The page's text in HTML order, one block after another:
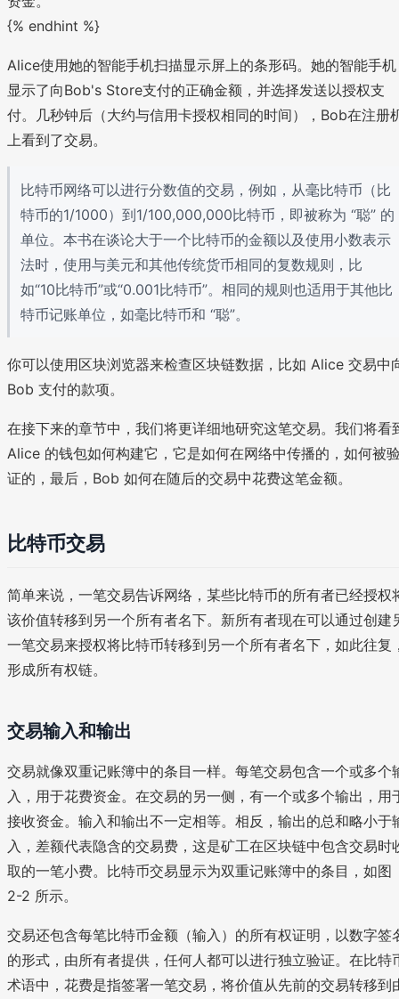
{% endhint %}
Alice使用她的智能手机扫描显示屏上的条形码。她的智能手机
显示了向Bob's Store支付的正确金额，并选择发送以授权支
付。几秒钟后（大约与信用卡授权相同的时间），Bob在注册
上看到了交易。
比特币网络可以进行分数值的交易，例如，从毫比特币（比
特币的1/1000）到1/100,000,000比特币，即被称为 “聪” 的
单位。本书在谈论大于一个比特币的金额以及使用小数表示
法时，使用与美元和其他传统货币相同的复数规则，比
如“10比特币”或“0.001比特币”。相同的规则也适用于其他比
特币记账单位，如毫比特币和 “聪”。
你可以使用区块浏览器来检查区块链数据，比如 Alice 交易中
Bob 支付的款项。
在接下来的章节中，我们将更详细地研究这笔交易。我们将看
Alice 的钱包如何构建它，它是如何在网络中传播的，如何被
证的，最后，Bob 如何在随后的交易中花费这笔金额。
比特币交易
简单来说，一笔交易告诉网络，某些比特币的所有者已经授权
该价值转移到另一个所有者名下。新所有者现在可以通过创建
一笔交易来授权将比特币转移到另一个所有者名下，如此往复
形成所有权链。
交易输入和输出
交易就像双重记账簿中的条目一样。每笔交易包含一个或多个
入，用于花费资金。在交易的另一侧，有一个或多个输出，用
接收资金。输入和输出不一定相等。相反，输出的总和略小于
入，差额代表隐含的交易费，这是矿工在区块链中包含交易时
取的一笔小费。比特币交易显示为双重记账簿中的条目，如图
2-2 所示。
交易还包含每笔比特币金额（输入）的所有权证明，以数字签
的形式，由所有者提供，任何人都可以进行独立验证。在比特
术语中，花费是指签署一笔交易，将价值从先前的交易转移到